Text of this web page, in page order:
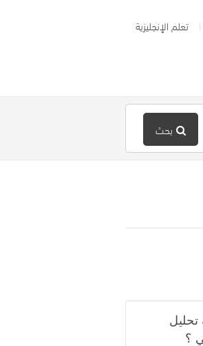
تعلم الإنجليزية
بحث
تحليل
؟